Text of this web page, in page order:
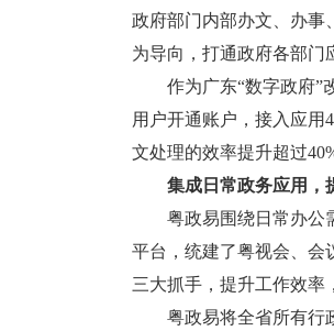
政府部门内部办文、办事
为导向，打通政府各部门
作为广东“数字政府”改
用户开通账户，接入应用
文处理的效率提升超过
集成日常政务应用，
粤政易围绕日常办公需
平台，统建了粤视会、会
三大抓手，提升工作效率
粤政易将全省所有行政